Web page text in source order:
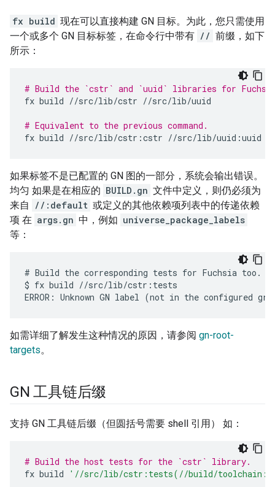
fx build 现在可以直接构建 GN 目标。为此，您只需使用
一个或多个 GN 目标标签，在命令行中带有 // 前缀，如下
所示：
# Build the `cstr` and `uuid` libraries for
fx build //src/lib/cstr //src/lib/uuid
# Equivalent to the previous command.
fx build //src/lib/cstr:cstr
如果标签不是已配置的 GN 图的一部分，系统会输出错误。
均匀 如果是在相应的 BUILD.gn 文件中定义，则仍必须为
来自
//:default 或定义的其他依赖项列表中的传递依赖
项 在 args.gn 中，例如 universe_package_labels
等：
# Build the corresponding tests for Fuchsia too.
$ fx build //src/lib/cstr:tests
如需详细了解发生这种情况的原因，请参阅 gn-root-
targets。
GN 工具链后缀
支持 GN 工具链后缀（但圆括号需要 shell 引用） 如：
# Build the host tests for the `cstr` library.
fx build '//src/lib/cstr:tests(//build/